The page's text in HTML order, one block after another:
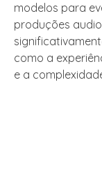
modelos para
produções
como a
e a